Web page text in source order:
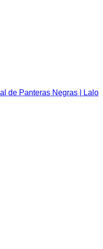
de Panteras Negras | Lalo